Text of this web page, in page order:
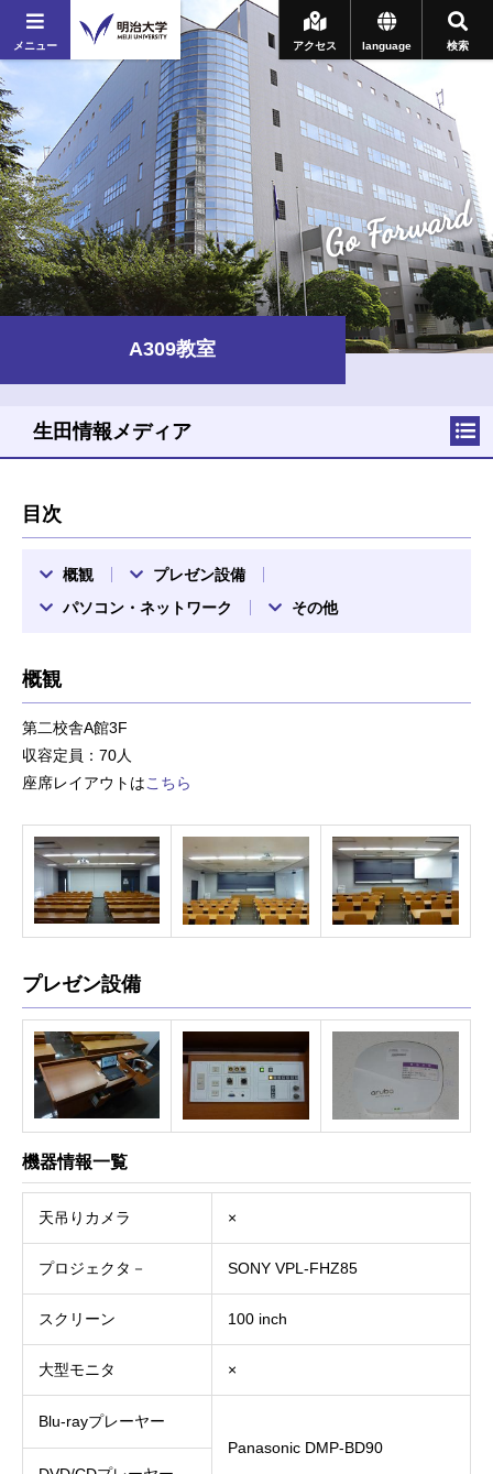
メニュー 検索
language
アクセス
Go Forward
A309教室
目次
概観
プレゼン設備
パソコン・ネットワーク
その他
概観
第二校舎A館3F
収容定員：70人
座席レイアウトはこちら
プレゼン設備
機器情報一覧
天吊りカメラ ×
プロジェクタ－ SONY VPL-FHZ85
スクリーン 100 inch
大型モニタ ×
Blu-rayプレーヤー
Panasonic DMP-BD90
生田情報メディア